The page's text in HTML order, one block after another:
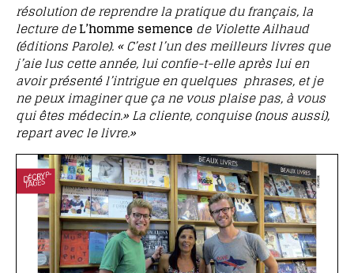
résolution de reprendre la pratique du français, la
lecture deL’homme semence de Violette Ailhaud
(éditions Parole). « C’est l’un des meilleurs livres que
j’aie lus cette année, lui confie-t-elle après lui en
avoir présenté l’intrigue en quelques phrases, et je
ne peux imaginer que ça ne vous plaise pas, à vous
qui êtes médecin.» La cliente, conquise (nous aussi),
repart avec le livre.»